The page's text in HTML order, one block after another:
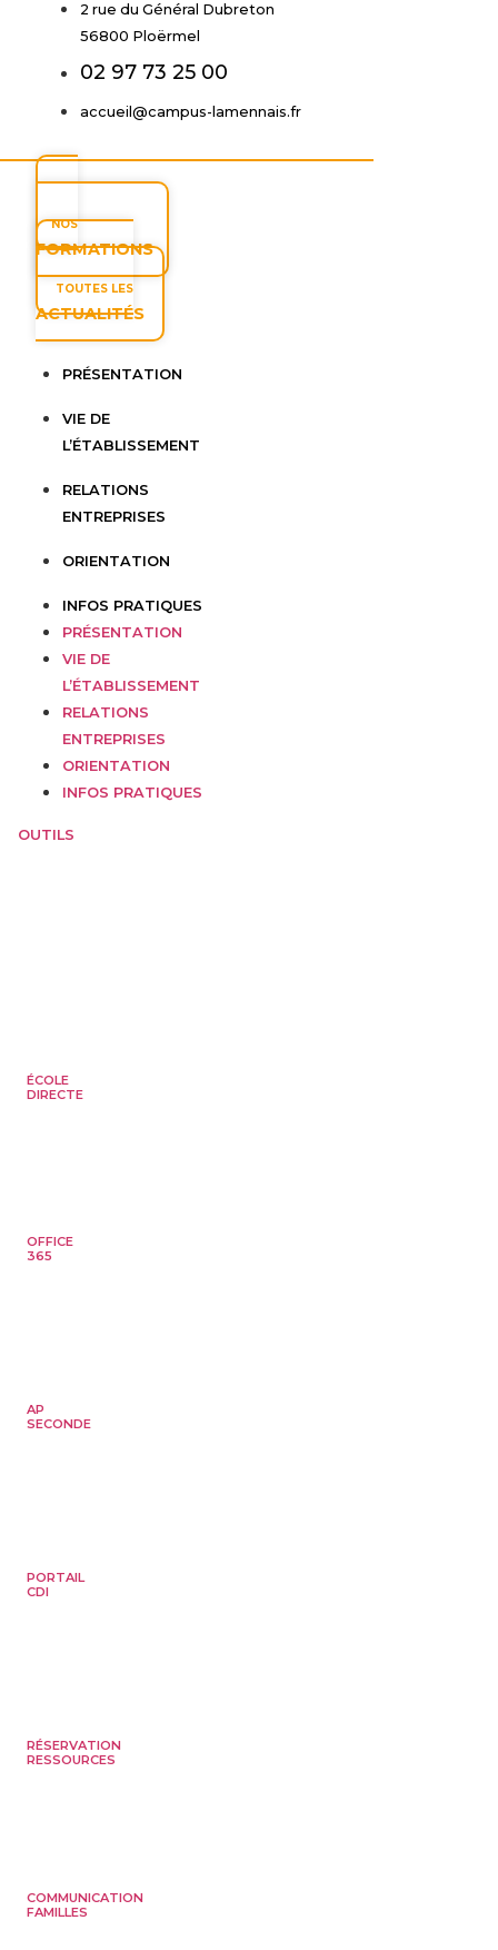
2 rue du Général Dubreton
56800 Ploërmel
02 97 73 25 00
accueil@campus-lamennais.fr
NOS
FORMATIONS
TOUTES LES
ACTUALITÉS
PRÉSENTATION
VIE DE
L’ÉTABLISSEMENT
RELATIONS
ENTREPRISES
ORIENTATION
INFOS PRATIQUES
PRÉSENTATION
VIE DE
L’ÉTABLISSEMENT
RELATIONS
ENTREPRISES
ORIENTATION
INFOS PRATIQUES
OUTILS
ÉCOLE
DIRECTE
OFFICE
365
AP
SECONDE
PORTAIL
CDI
RÉSERVATION
RESSOURCES
COMMUNICATION
FAMILLES